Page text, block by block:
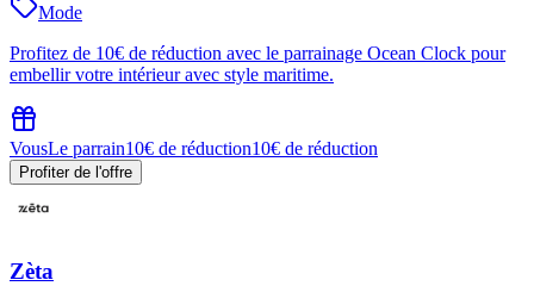
Mode
Profitez de 10€ de réduction avec le parrainage Ocean Clock pour
embellir votre intérieur avec style maritime.
VousLe parrain10€ de réduction10€ de réduction
Profiter de l'offre
Zèta